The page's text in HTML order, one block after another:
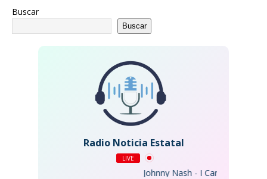
Buscar
Buscar
Radio Noticia Estatal
LIVE
Johnny Nash - I Can See Clearly